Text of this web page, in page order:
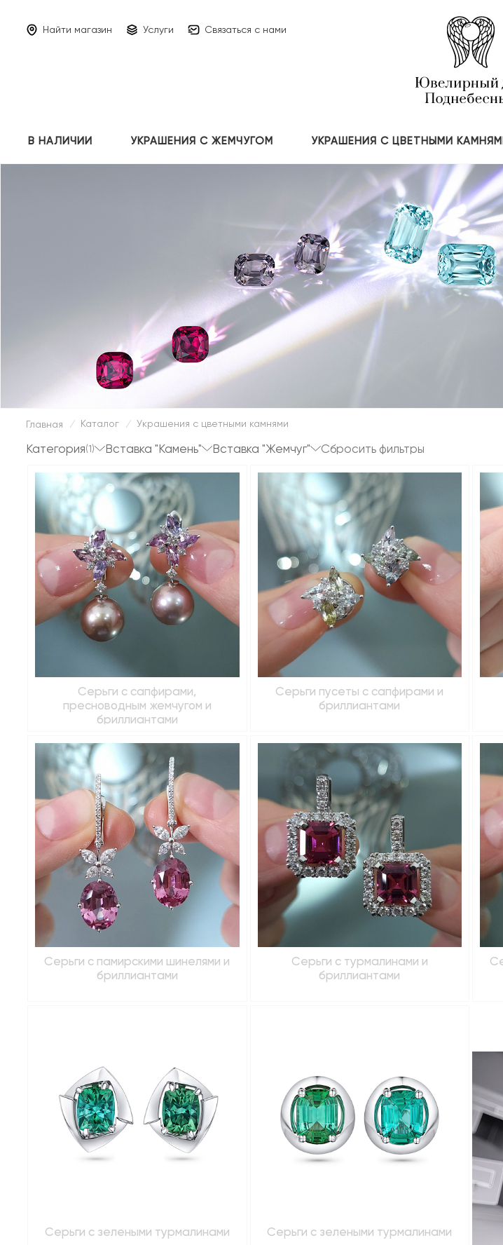
Найти магазин Услуги Связаться с нами
В НАЛИЧИИ УКРАШЕНИЯ С ЖЕМЧУГОМ УКРАШЕНИЯ С ЦВЕТНЫМИ
Главная / Каталог / Украшения с цветными камнями
Категория(1) Вставка "Камень" Вставка "Жемчуг"
Серьги с сапфирами,
пресноводным жемчугом и
бриллиантами
Серьги пусеты с сапфирами и
бриллиантами
Серьги с памирскими шинелями и
бриллиантами
Серьги с турмалинами и
бриллиантами
Серьги с зелеными турмалинами Серьги с зелеными турмалинами